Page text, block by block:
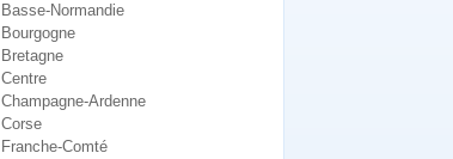
Basse-Normandie
Bourgogne
Bretagne
Centre
Champagne-Ardenne
Corse
Franche-Comté